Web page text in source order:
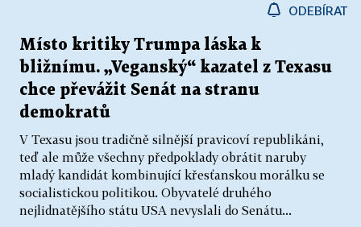
ODEBÍRAT
Místo kritiky Trumpa láska k
bližnímu. „Veganský“ kazatel z Texasu
chce převážit Senát na stranu
demokratů
V Texasu jsou tradičně silnější pravicoví republikáni,
teď ale může všechny předpoklady obrátit naruby
mladý kandidát kombinující křesťanskou morálku se
socialistickou politikou. Obyvatelé druhého
nejlidnatějšího státu USA nevyslali do Senátu...